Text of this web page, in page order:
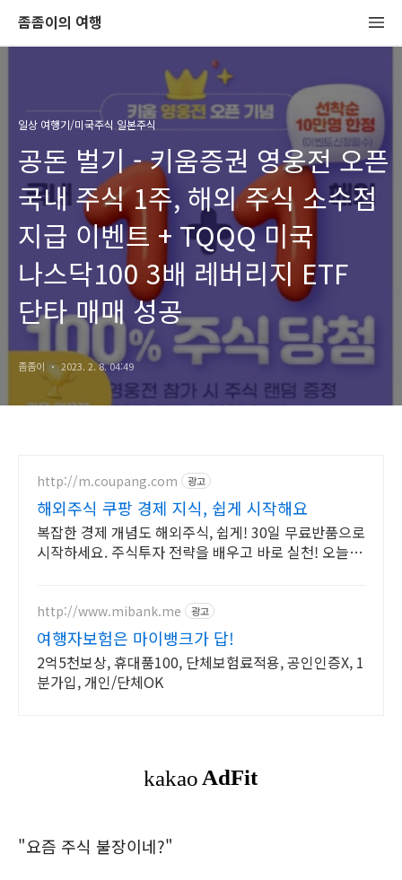
좀좀이의 여행
일상 여행기/미국주식 일본주식
공돈 벌기 - 키움증권 영웅전 오픈
국내 주식 1주, 해외 주식 소수점
지급 이벤트 + TQQQ 미국
나스닥100 3배 레버리지 ETF
단타 매매 성공
좀좀이 2023. 2. 8. 04:49
http://m.coupang.com 광고
해외주식 쿠팡 경제 지식, 쉽게 시작해요
복잡한 경제 개념도 해외주식, 쉽게! 30일 무료반품으로
시작하세요. 주식투자 전략을 배우고 바로 실천! 오늘주
http://www.mibank.me 광고
여행자보험은 마이뱅크가 답!
2억5천보상, 휴대품100, 단체보험료적용, 공인인증X, 1
분가입, 개인/단체OK
"요즘 주식 불장이네?"